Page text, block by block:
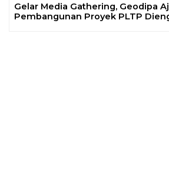
Gelar Media Gathering, Geodipa
Pembangunan Proyek PLTP